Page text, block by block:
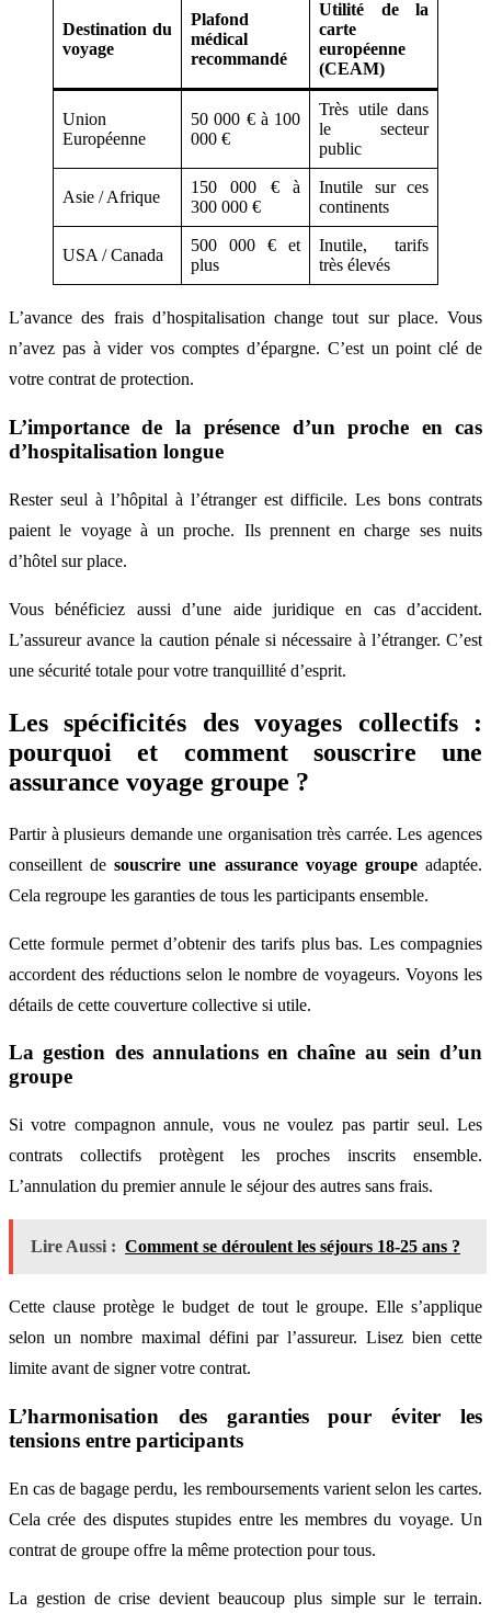
Destination du
voyage
Plafond
médical
recommandé
Utilité de la
carte
européenne
(CEAM)
Union
Européenne
50 000 € à 100
000 €
Très utile dans
le secteur
public
Asie / Afrique
150 000 € à
300 000 €
Inutile sur ces
continents
USA / Canada
500 000 € et
plus
Inutile, tarifs
très élevés
L’avance des frais d’hospitalisation change tout sur place. Vous
n’avez pas à vider vos comptes d’épargne. C’est un point clé de
votre contrat de protection.
L’importance de la présence d’un proche en cas
d’hospitalisation longue
Rester seul à l’hôpital à l’étranger est difficile. Les bons contrats
paient le voyage à un proche. Ils prennent en charge ses nuits
d’hôtel sur place.
Vous bénéficiez aussi d’une aide juridique en cas d’accident.
L’assureur avance la caution pénale si nécessaire à l’étranger. C’est
une sécurité totale pour votre tranquillité d’esprit.
Les spécificités des voyages collectifs :
pourquoi et comment souscrire une
assurance voyage groupe ?
Partir à plusieurs demande une organisation très carrée. Les agences
conseillent desouscrire une assurance voyage groupeadaptée.
Cela regroupe les garanties de tous les participants ensemble.
Cette formule permet d’obtenir des tarifs plus bas. Les compagnies
accordent des réductions selon le nombre de voyageurs. Voyons les
détails de cette couverture collective si utile.
La gestion des annulations en chaîne au sein d’un
groupe
Si votre compagnon annule, vous ne voulez pas partir seul. Les
contrats collectifs protègent les proches inscrits ensemble.
L’annulation du premier annule le séjour des autres sans frais.
Lire Aussi : Comment se déroulent les séjours 18-25 ans ?
Cette clause protège le budget de tout le groupe. Elle s’applique
selon un nombre maximal défini par l’assureur. Lisez bien cette
limite avant de signer votre contrat.
L’harmonisation des garanties pour éviter les
tensions entre participants
En cas de bagage perdu, les remboursements varient selon les cartes.
Cela crée des disputes stupides entre les membres du voyage. Un
contrat de groupe offre la même protection pour tous.
La gestion de crise devient beaucoup plus simple sur le terrain.